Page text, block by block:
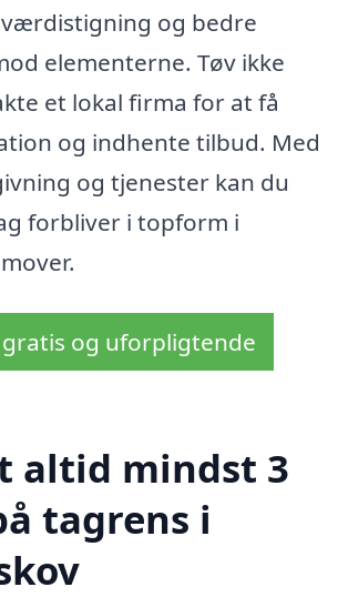
og bedre
elementerne. Tøv ikke
et lokal firma for at få
og indhente tilbud. Med
og tjenester kan du
forbliver i topform i
gratis og uforpligtende
altid mindst 3
tagrens i